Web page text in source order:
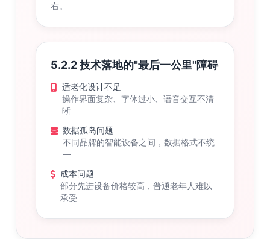
右。
5.2.2 技术落地的"最后一公里"障碍
适老化设计不足
操作界面复杂、字体过小、语音交互不清
晰
数据孤岛问题
不同品牌的智能设备之间，数据格式不统
一
成本问题
部分先进设备价格较高，普通老年人难以
承受